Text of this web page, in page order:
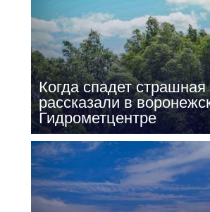
Когда спадет
рассказали в
Гидрометцентре